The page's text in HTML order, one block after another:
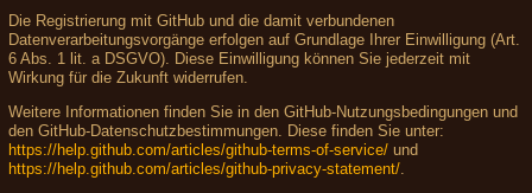
Die Registrierung mit GitHub und die damit verbundenen
Datenverarbeitungsvorgänge erfolgen auf Grundlage Ihrer Einwilligung (Art.
6 Abs. 1 lit. a DSGVO). Diese Einwilligung können Sie jederzeit mit
Wirkung für die Zukunft widerrufen.
Weitere Informationen finden Sie in den GitHub-Nutzungsbedingungen und
den GitHub-Datenschutzbestimmungen. Diese finden Sie unter:
https://help.github.com/articles/github-terms-of-service/ und
https://help.github.com/articles/github-privacy-statement/.